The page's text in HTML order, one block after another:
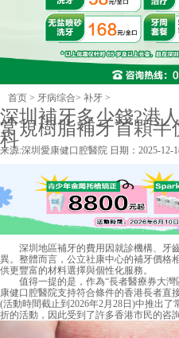
首页 > 牙病综合> 补牙 >
深圳補牙多少錢?港
常規樹脂補牙首顆半
科
来源:深圳愛康健口腔醫院 日期：2025-12-
深圳地區補牙的費用因就診機構、牙
異。整體而言，公立社康中心的補牙價格
供更豐富的材料選擇與個性化服務。
值得一提的是，作為“長者醫療券大灣
康健口腔醫院支持符合條件的香港長者直
(活動時間截止到2026年2月28日)中推出
折的活動，因此受到了許多香港市民的咨